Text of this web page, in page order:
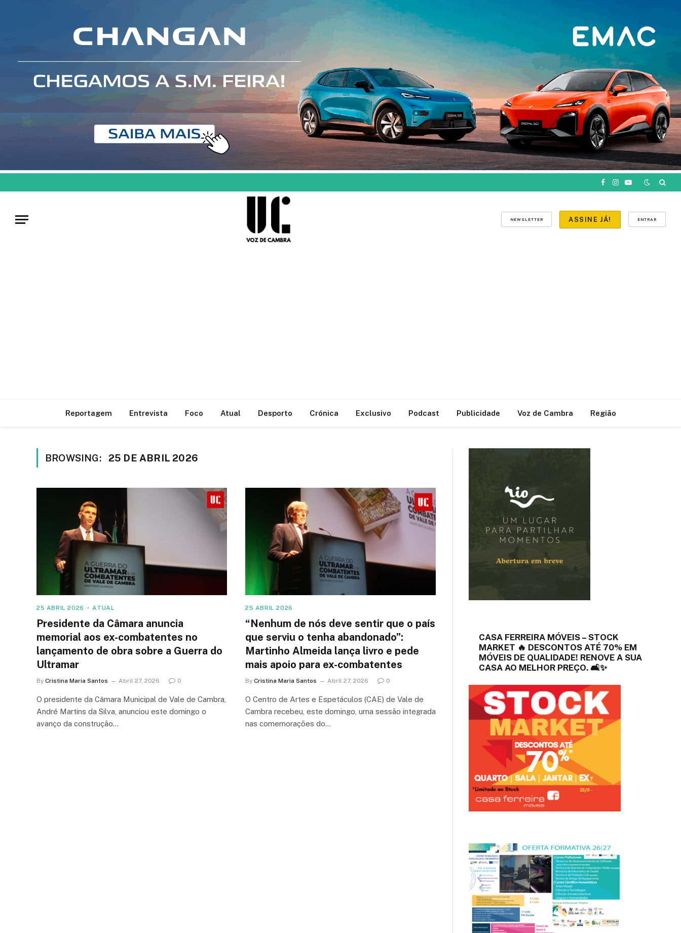
Facebook
Instagram
YouTube
NEWSLETTER ASSINE JÁ! ENTRAR
Reportagem Entrevista Foco Atual Desporto Crónica Exclusivo Podcast Publicidade Voz de Cambra Região
BROWSING: 25 DE ABRIL 2026
25 ABRIL 2026 ATUAL
Presidente da Câmara anuncia
memorial aos ex-combatentes no
lançamento de obra sobre a Guerra do
Ultramar
By Cristina Maria Santos Abril 27, 2026 0
O presidente da Câmara Municipal de Vale de Cambra,
André Martins da Silva, anunciou este domingo o
avanço da construção…
25 ABRIL 2026
“Nenhum de nós deve sentir que o país
que serviu o tenha abandonado”:
Martinho Almeida lança livro e pede
mais apoio para ex-combatentes
By Cristina Maria Santos Abril 27, 2026 0
O Centro de Artes e Espetáculos (CAE) de Vale de
Cambra recebeu, este domingo, uma sessão integrada
nas comemorações do…
CASA FERREIRA MÓVEIS – STOCK
MARKET 🔥 DESCONTOS ATÉ 70% EM
MÓVEIS DE QUALIDADE! RENOVE A SUA
CASA AO MELHOR PREÇO. 🛋️✨